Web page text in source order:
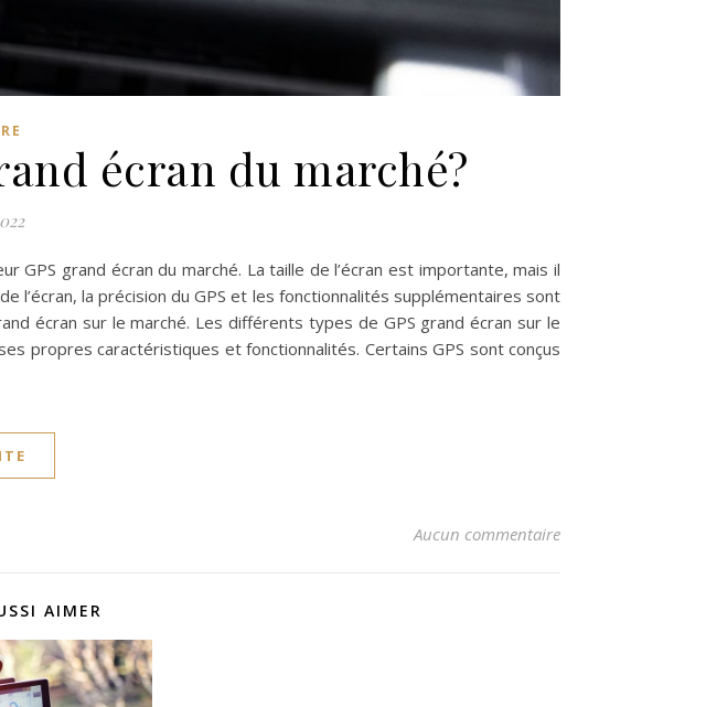
écran du marché?
grand écran du marché. La taille de l’écran est importante, mais il
l’écran, la précision du GPS et les fonctionnalités supplémentaires sont
écran sur le marché. Les différents types de GPS grand écran sur le
propres caractéristiques et fonctionnalités. Certains GPS sont conçus
Aucun commentaire
AIMER